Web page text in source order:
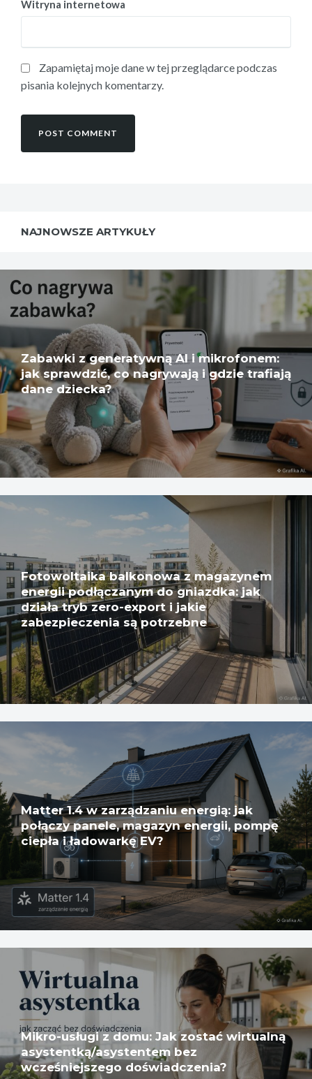
Witryna internetowa
Zapamiętaj moje dane w tej przeglądarce podczas
pisania kolejnych komentarzy.
NAJNOWSZE ARTYKUŁY
Zabawki z generatywną AI i mikrofonem:
jak sprawdzić, co nagrywają i gdzie trafiają
dane dziecka?
Fotowoltaika balkonowa z magazynem
energii podłączanym do gniazdka: jak
działa tryb zero-export i jakie
zabezpieczenia są potrzebne
Matter 1.4 w zarządzaniu energią: jak
połączy panele, magazyn energii, pompę
ciepła i ładowarkę EV?
Mikro-usługi z domu: Jak zostać wirtualną
asystentką/asystentem bez
wcześniejszego doświadczenia?